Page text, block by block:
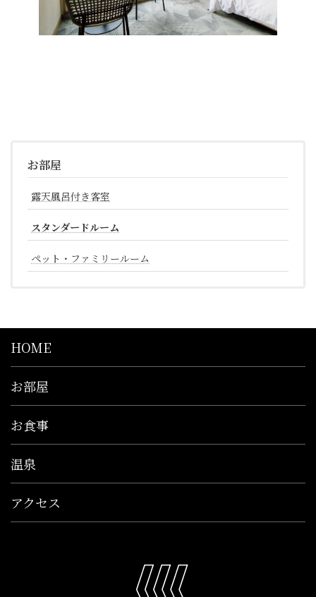
お部屋
露天風呂付き客室
スタンダードルーム
ペット・ファミリールーム
HOME
お部屋
お食事
温泉
アクセス